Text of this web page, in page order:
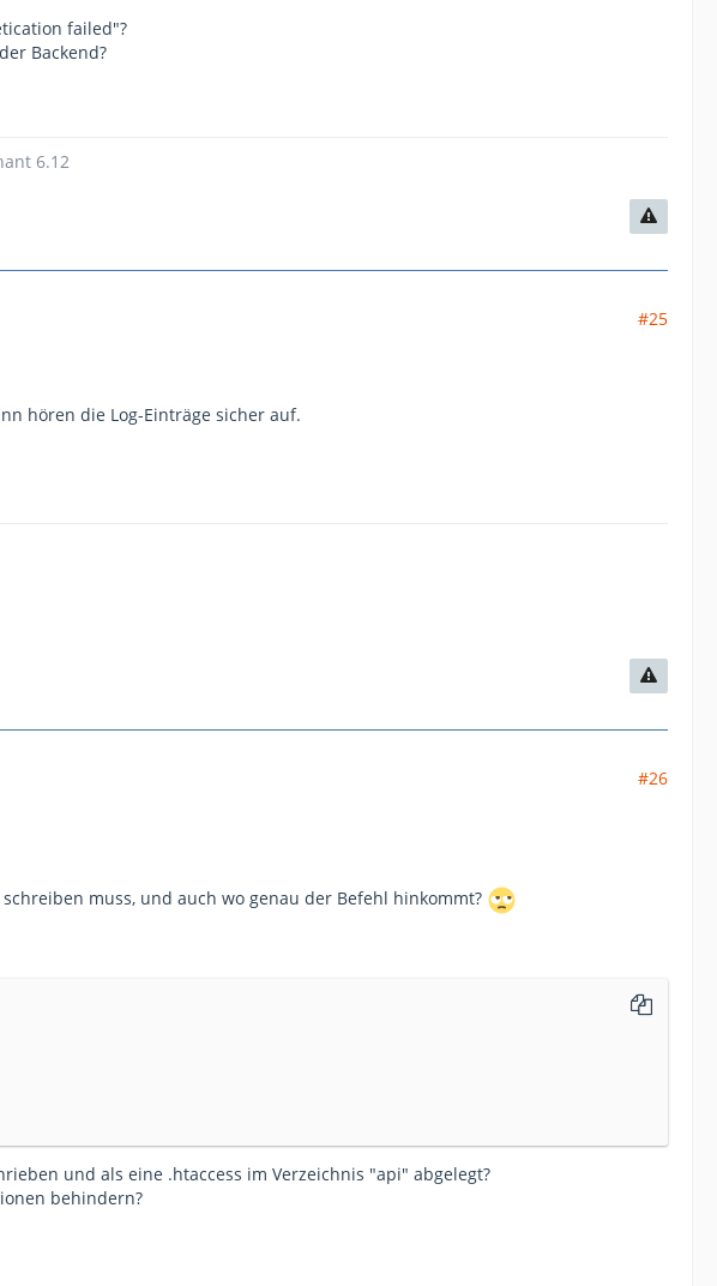
failed"?
Backend?
6.12
#25
hören die Log-Einträge sicher auf.
#26
muss, und auch wo genau der Befehl hinkommt?
und als eine .htaccess im Verzeichnis "api" abgelegt?
behindern?